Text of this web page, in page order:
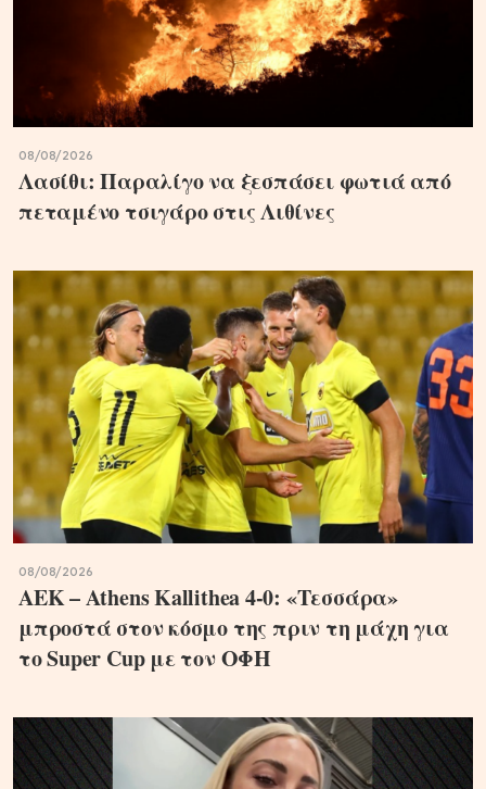
08/08/2026
Λασίθι: Παραλίγο να ξεσπάσει φωτιά από
πεταμένο τσιγάρο στις Λιθίνες
08/08/2026
ΑΕΚ – Athens Kallithea 4-0: «Τεσσάρα»
μπροστά στον κόσμο της πριν τη μάχη για
το Super Cup με τον ΟΦΗ